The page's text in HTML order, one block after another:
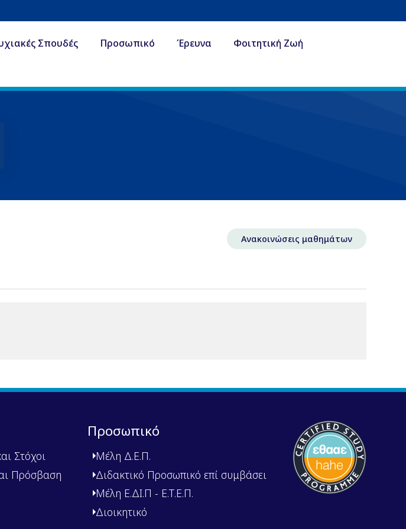
Σπουδές Προσωπικό Έρευνα
Φοιτητική Ζωή
Ανακοινώσεις μαθημάτων
Στόχοι
Πρόσβαση
Προσωπικό
Μέλη Δ.Ε.Π.
Διδακτικό Προσωπικό επί συμβάσει
Μέλη Ε.ΔΙ.Π - Ε.Τ.Ε.Π.
Διοικητικό